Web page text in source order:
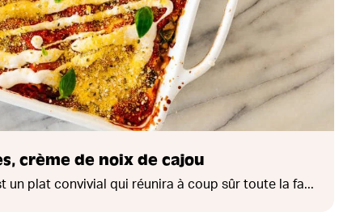
crème de noix de cajou
un plat convivial qui réunira à coup sûr toute la fa...